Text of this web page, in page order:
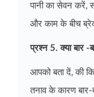
पानी का सेवन करें,
और काम के बीच
प्रश्न 5. क्या बार -
आपको बता दें, की
तनाव के कारण